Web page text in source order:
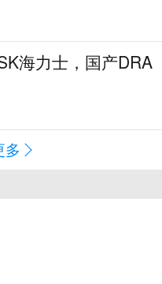
海力士，国产DRA
多